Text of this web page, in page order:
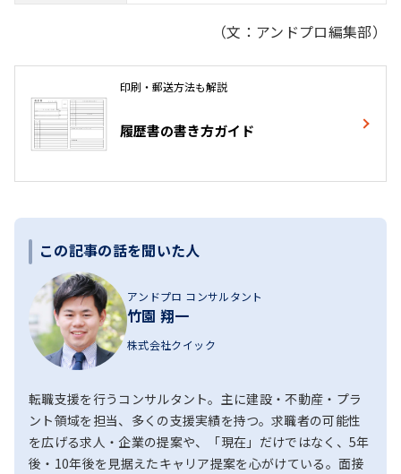
（文：アンドプロ編集部）
印刷・郵送方法も解説
履歴書の書き方ガイド
この記事の話を聞いた人
アンドプロ コンサルタント
竹園 翔一
株式会社クイック
転職支援を行うコンサルタント。主に建設・不動産・プラ
ント領域を担当、多くの支援実績を持つ。求職者の可能性
を広げる求人・企業の提案や、「現在」だけではなく、5年
後・10年後を見据えたキャリア提案を心がけている。面接